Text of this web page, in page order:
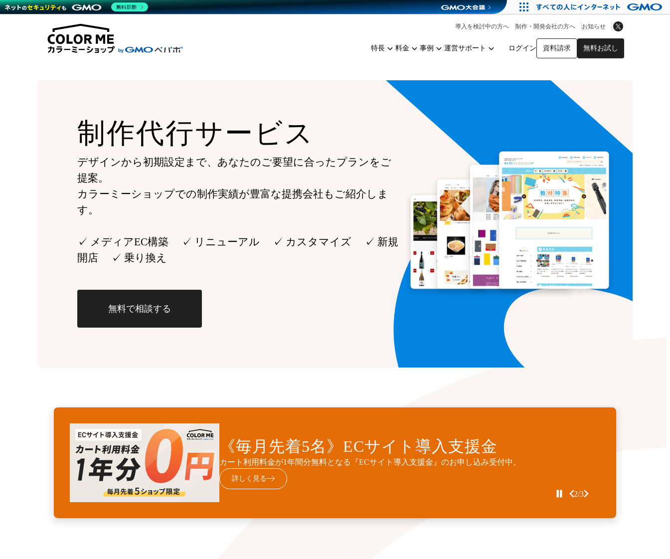
特長 料金 事例 運営サポート ログイン 資料請求 無料お試し
導入を検討中の方へ 制作・開発会社の方へ お知らせ
商材一覧を見る
機能一覧を見る
WordPress導入
顧客ロイヤリティを向上
モバイルアプリ
複数店舗との連携
雑貨販売 アプリストア
料金
プラン・料金一覧を見る
料金シミュレーション
事例
運営サポート
サポート一覧を見る
コミュニティイベントCarty
YouTubeチャンネル
制作代行サービス
デザインから初期設定まで、あなたのご要望に合ったプランをご
提案。
カラーミーショップでの制作実績が豊富な提携会社もご紹介しま
す。
✓ メディアEC構築 ✓ リニューアル ✓ カスタマイズ ✓ 新規
開店 ✓ 乗り換え
無料で相談する
《先着3名》ECサイトリニューアル支援金
カート利用料金1年間無料とECサイト構築費用10%OFFの『ECサイトサイトリニューアル支援金』受付
中。
詳しく見る
《毎月先着5名》ECサイト導入支援金
カート利用料金が1年間分無料となる『ECサイト導入支援金』のお申し込み受付中。
詳しく見る
開発・API連携代行サービス
標準機能に加えて、業務フローに合わせた外部連携・機能追加などの個別開発を代行するサービスです。
詳しく見る
2/3
無料診断